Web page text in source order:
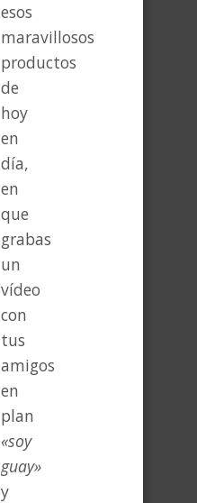
esos
maravillosos
productos
de
hoy
en
día,
en
que
grabas
un
vídeo
con
tus
amigos
en
plan
«soy
guay»
y